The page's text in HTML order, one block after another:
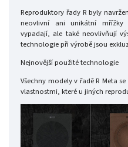
Reproduktory řady R byly
neovlivní ani unikátní mřížky
vypadají, ale také neovlivňují
technologie při výrobě jsou
Nejnovější použité technologie
Všechny modely v řadě R Meta
vlastnostmi, které u jiných